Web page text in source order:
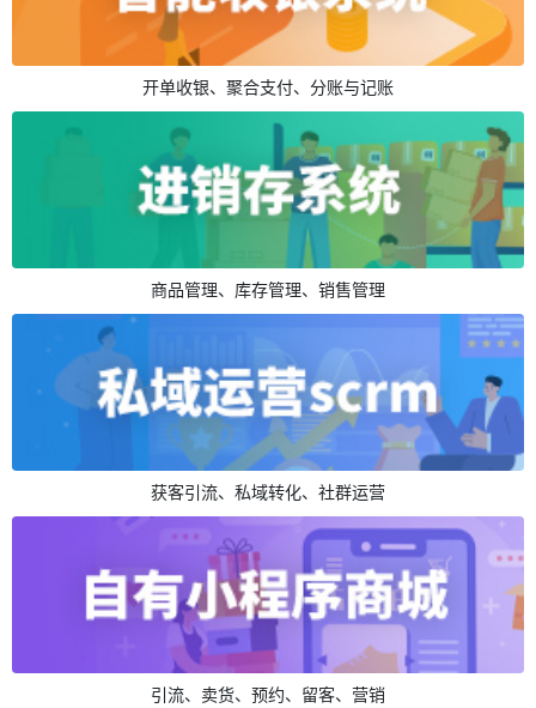
开单收银、聚合支付、分账与记账
商品管理、库存管理、销售管理
获客引流、私域转化、社群运营
引流、卖货、预约、留客、营销